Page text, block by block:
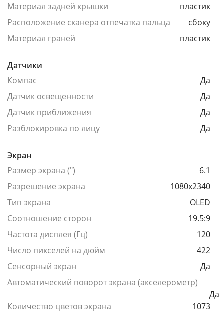
Материал задней крышки
пластик
Расположение сканера отпечатка пальца
сбоку
Материал граней
пластик
Датчики
Компас
Да
Датчик освещенности
Да
Датчик приближения
Да
Разблокировка по лицу
Да
Экран
Размер экрана (")
6.1
Разрешение экрана
1080x2340
Тип экрана
OLED
Соотношение сторон
19.5:9
Частота дисплея (Гц)
120
Число пикселей на дюйм
422
Сенсорный экран
Да
Автоматический поворот экрана (акселерометр)
Да
Количество цветов экрана
1073